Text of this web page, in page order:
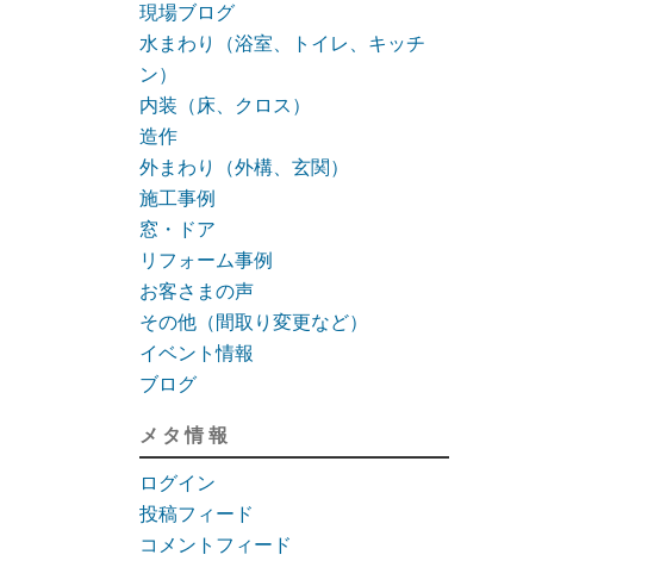
現場ブログ
水まわり（浴室、トイレ、キッチ
ン）
内装（床、クロス）
造作
外まわり（外構、玄関）
施工事例
窓・ドア
リフォーム事例
お客さまの声
その他（間取り変更など）
イベント情報
ブログ
メタ情報
ログイン
投稿フィード
コメントフィード